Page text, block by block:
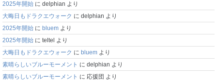
2025年開始 に delphian より
大晦日もドラクエウォーク に delphian より
2025年開始 に bluem より
2025年開始 に teltel より
大晦日もドラクエウォーク に bluem より
素晴らしいブルーモーメント に delphian より
素晴らしいブルーモーメント に 応援団 より